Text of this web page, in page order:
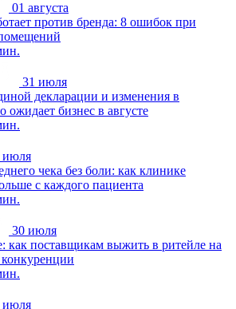
01 августа
против бренда: 8 ошибок при
31 июля
декларации и изменения в
ожидает бизнес в августе
июля
чека без боли: как клинике
с каждого пациента
30 июля
как поставщикам выжить в ритейле на
июля